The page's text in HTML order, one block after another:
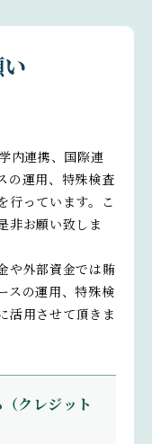
内連携、国際連
の運用、特殊検査
行っています。こ
非お願い致しま
や外部資金では賄
スの運用、特殊検
活用させて頂きま
クレジット